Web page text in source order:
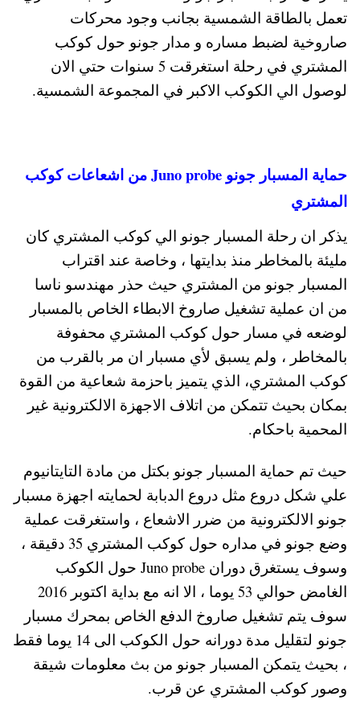
تعمل بالطاقة الشمسية بجانب وجود محركات
صاروخية لضبط مساره و مدار جونو حول كوكب
المشتري في رحلة استغرقت 5 سنوات حتي الان
لوصول الي الكوكب الاكبر في المجموعة الشمسية.
حماية المسبار جونو Juno probe من اشعاعات كوكب
المشتري
يذكر ان رحلة المسبار جونو الي كوكب المشتري كان
مليئة بالمخاطر منذ بدايتها ، وخاصة عند اقتراب
المسبار جونو من المشتري حيث حذر مهندسو ناسا
من ان عملية تشغيل صاروخ الابطاء الخاص بالمسبار
لوضعه في مسار حول كوكب المشتري محفوفة
بالمخاطر ، ولم يسبق لأي مسبار ان مر بالقرب من
كوكب المشتري، الذي يتميز باحزمة شعاعية من القوة
بمكان بحيث تتمكن من اتلاف الاجهزة الالكترونية غير
المحمية باحكام.
حيث تم حماية المسبار جونو بكتل من مادة التايتانيوم
علي شكل دروع مثل دروع الدبابة لحمايته اجهزة مسبار
جونو الالكترونية من ضرر الاشعاع ، واستغرقت عملية
وضع جونو في مداره حول كوكب المشتري 35 دقيقة ،
وسوف يستغرق دوران Juno probe حول الكوكب
الغامض حوالي 53 يوما ، الا انه مع بداية اكتوبر 2016
سوف يتم تشغيل صاروخ الدفع الخاص بمحرك مسبار
جونو لتقليل مدة دورانه حول الكوكب الى 14 يوما فقط
، بحيث يتمكن المسبار جونو من بث معلومات شيقة
وصور كوكب المشتري عن قرب.